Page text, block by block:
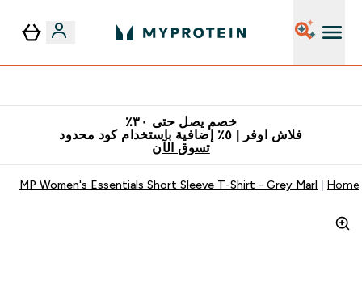
خصم يصل حتى ٣٠٪
فلاش اوفر | ٥٪ إضافية باستخدام كود محدود
تسوق الآن
Home
MP Women's Essentials Short Sleeve T-Shirt - Grey Marl